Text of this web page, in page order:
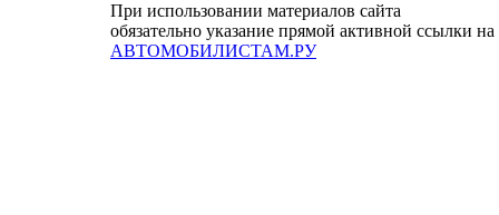
При использовании материалов сайта
обязательно указание прямой активной ссылки на
АВТОМОБИЛИСТАМ.РУ